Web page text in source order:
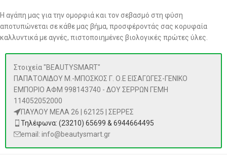
Η αγάπη μας για την ομορφιά και τον σεβασμό στη φύση
αποτυπώνεται σε κάθε μας βήμα, προσφέροντάς σας κορυφαία
καλλυντικά με αγνές, πιστοποιημένες βιολογικές πρώτες ύλες.
Στοιχεία "BEAUTYSMART"
ΠΑΠΑΤΟΛΙΔΟΥ Μ.-ΜΠΟΣΚΟΣ Γ. Ο.Ε ΕΙΣΑΓΩΓΕΣ-ΓΕΝΙΚΟ
ΕΜΠΟΡΙΟ ΑΦΜ 998143740 - ΔΟΥ ΣΕΡΡΩΝ ΓΕΜΗ
114052052000
ΠΑΥΛΟΥ ΜΕΛΑ 26 | 62125 | ΣΕΡΡΕΣ
Τηλέφωνα: (23210) 65699 & 6944664495
email: info@beautysmart.gr